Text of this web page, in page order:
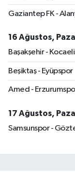
Gaziantep FK -
16 Ağustos,
Başakşehir -
Beşiktaş - Eyüpspor
Amed -
17 Ağustos,
Samsunspor -